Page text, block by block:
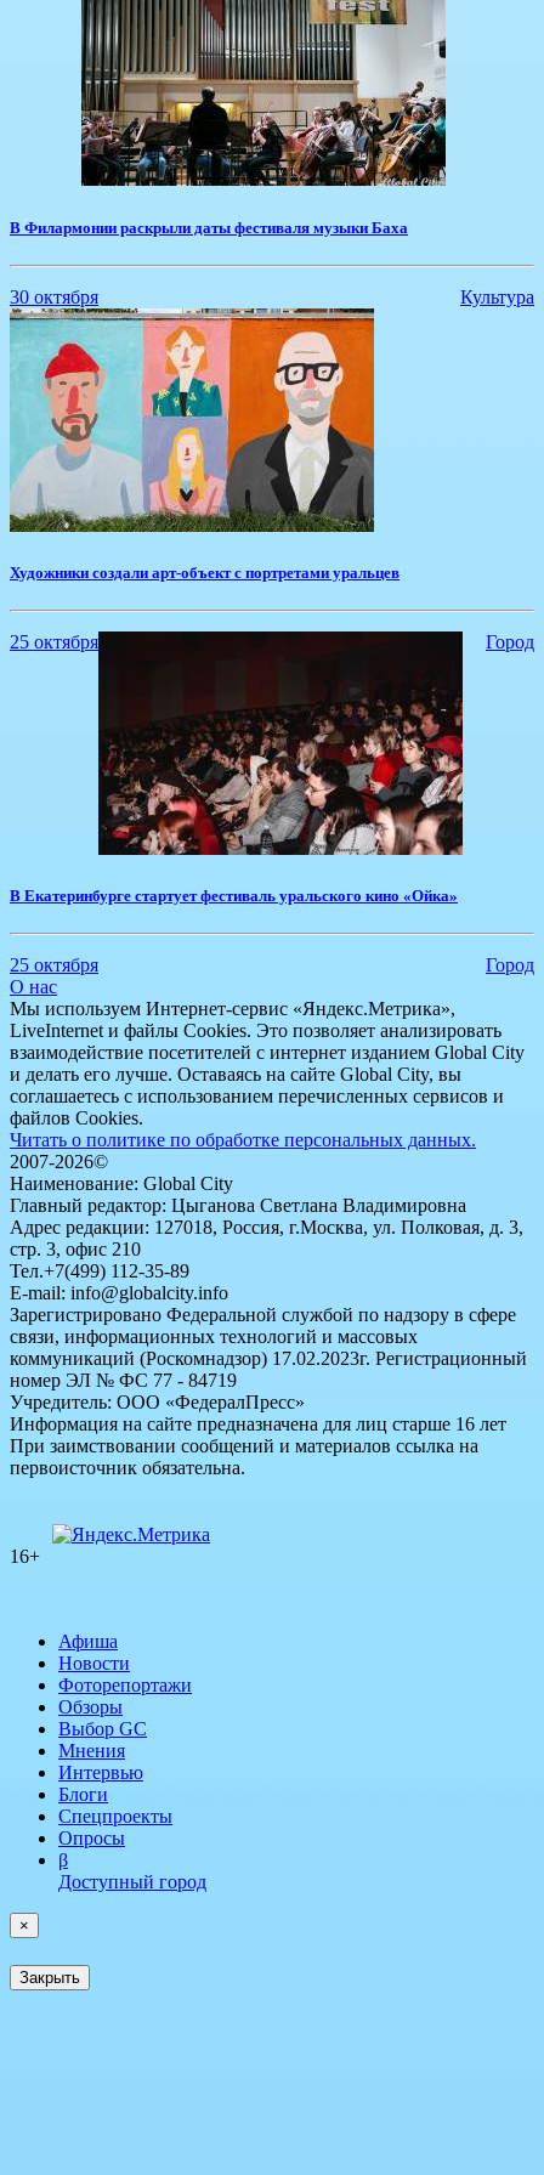
В Филармонии раскрыли даты фестиваля музыки Баха
30 октября Культура
Художники создали арт-объект с портретами уральцев
25 октября Город
В Екатеринбурге стартует фестиваль уральского кино «Ойка»
25 октября
Город
О нас
Мы используем Интернет-сервис «Яндекс.Метрика»,
LiveInternet и файлы Cookies. Это позволяет анализировать
взаимодействие посетителей с интернет изданием Global City
и делать его лучше. Оставаясь на сайте Global City, вы
соглашаетесь с использованием перечисленных сервисов и
файлов Cookies.
Читать о политике по обработке персональных данных.
2007-2026©
Наименование: Global City
Главный редактор: Цыганова Светлана Владимировна
Адрес редакции: 127018, Россия, г.Москва, ул. Полковая, д. 3,
стр. 3, офис 210
Тел.+7(499) 112-35-89
E-mail: info@globalcity.info
Зарегистрировано Федеральной службой по надзору в сфере
связи, информационных технологий и массовых
коммуникаций (Роскомнадзор) 17.02.2023г. Регистрационный
номер ЭЛ № ФС 77 - 84719
Учредитель: ООО «ФедералПресс»
Информация на сайте предназначена для лиц старше 16 лет
При заимствовании сообщений и материалов ссылка на
первоисточник обязательна.
16+
Афиша
Новости
Фоторепортажи
Обзоры
Выбор GC
Мнения
Интервью
Блоги
Спецпроекты
Опросы
β
Доступный город
×
Закрыть